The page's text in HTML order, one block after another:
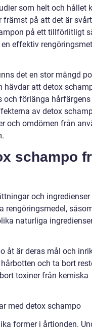
som helt och hållet
främst på att det är
på ett tillförlitligt
effektiv
det en stor mängd
hävdar att detox
och förlänga hårfärgens
av detox
och omdömen från
schampo
och
rengöringsmedel,
naturliga
åt är deras mål och
och ta bort
toxiner från kemiska
med detox schampo
former i årtionden.